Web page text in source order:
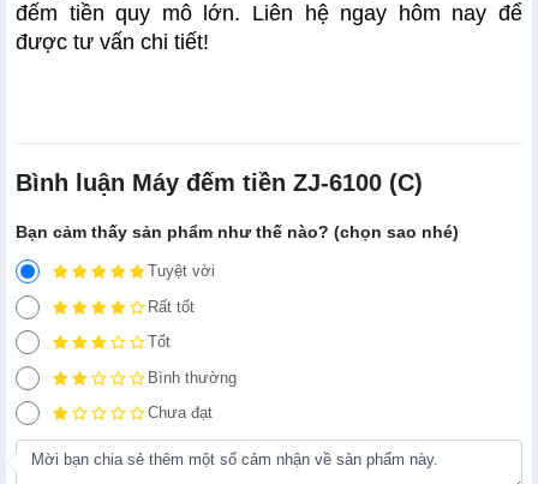
đếm tiền quy mô lớn. Liên hệ ngay hôm nay để
được tư vấn chi tiết!
Bình luận Máy đếm tiền ZJ-6100 (C)
Bạn cảm thấy sản phẩm như thế nào? (chọn sao nhé)
Tuyệt vời
Rất tốt
Tốt
Bình thường
Chưa đạt